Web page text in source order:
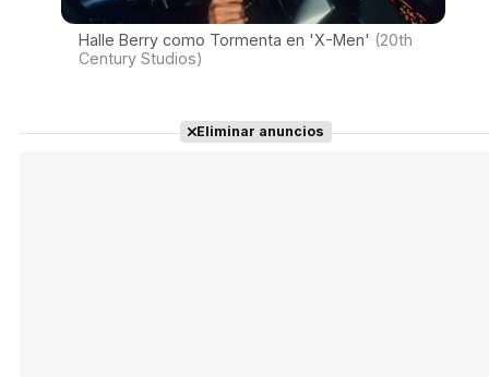
Halle Berry como Tormenta en 'X-Men' (20th
Century Studios)
Eliminar anuncios